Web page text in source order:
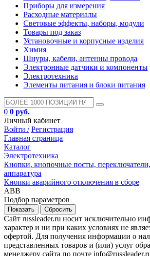
Приборы для измерения
Расходные материалы
Световые эффекты, наборы, модули
Товары под заказ
Установочные и корпусные изделия
Химия
Шнуры, кабели, антенны провода
Электронные датчики и компоненты
Электротехника
Элементы питания и блоки питания
0 0 руб.
Личный кабинет
Войти / Регистрация
Главная страница
Каталог
Электротехника
Кнопки, кнопочные посты, переключатели,
аппаратура
Кнопки аварийного отключения в сборе
ABB
Подбор параметров
Сайт russleader.ru носит исключительно
характер и ни при каких условиях не
офертой. Для получения информации о
представленных товаров и (или) услуг
менеджеру сайта по почте